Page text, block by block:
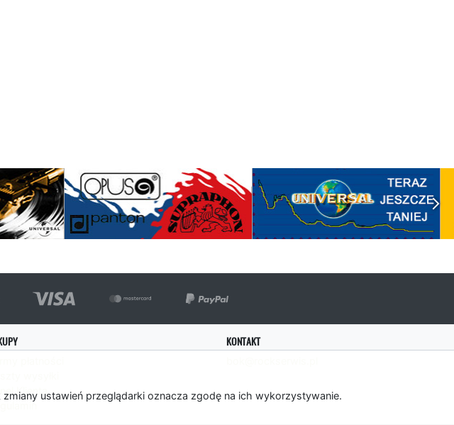
ustawień przeglądarki oznacza zgodę na ich wykorzystywanie.
Klienta
KONTAKT